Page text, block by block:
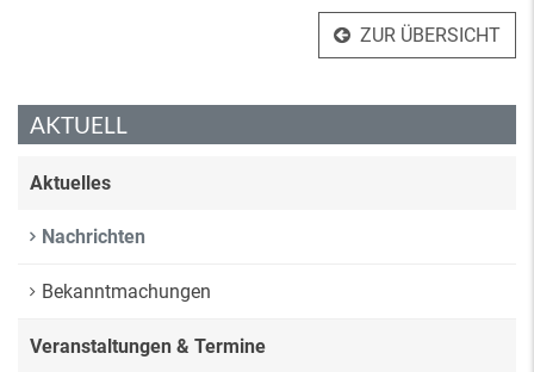
ZUR ÜBERSICHT
AKTUELL
Aktuelles
Nachrichten
Bekanntmachungen
Veranstaltungen & Termine